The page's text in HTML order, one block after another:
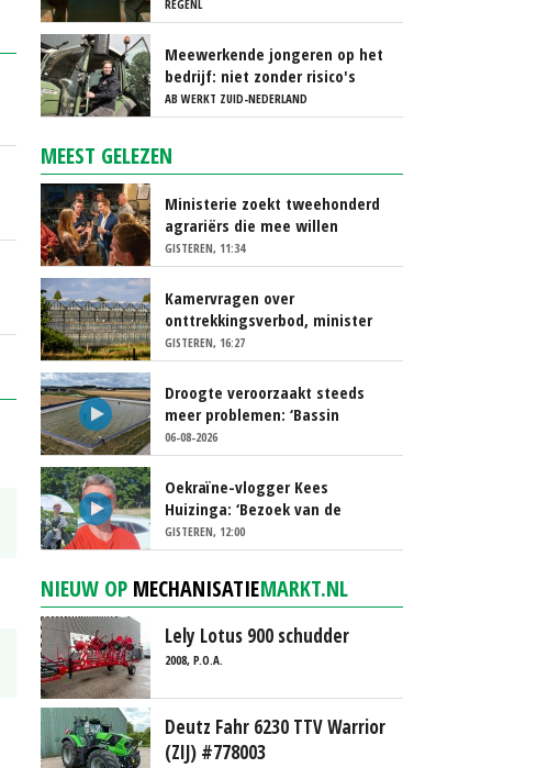
REGENL
Meewerkende jongeren op het
bedrijf: niet zonder risico's
AB WERKT ZUID-NEDERLAND
MEEST GELEZEN
Ministerie zoekt tweehonderd
agrariërs die mee willen
denken
GISTEREN, 11:34
Kamervragen over
onttrekkingsverbod, minister
spreekt van ‘ondernemersrisico’
GISTEREN, 16:27
Droogte veroorzaakt steeds
meer problemen: ‘Bassin
afgelopen week al leeg’
06-08-2026
Oekraïne-vlogger Kees
Huizinga: ‘Bezoek van de
ambassade mag zelf groente
plukken’
GISTEREN, 12:00
NIEUW OP MECHANISATIEMARKT.NL
Lely Lotus 900 schudder
2008, P.O.A.
Deutz Fahr 6230 TTV Warrior
(ZIJ) #778003